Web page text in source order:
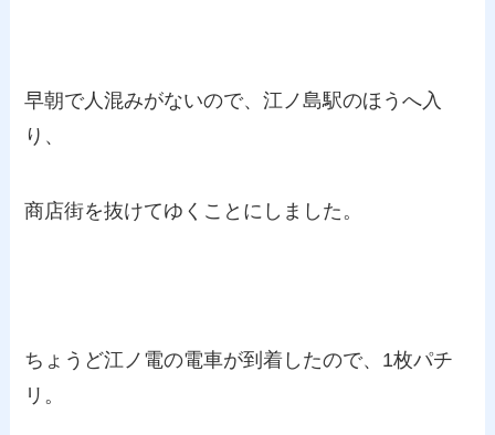
早朝で人混みがないので、江ノ島駅のほうへ入
り、
商店街を抜けてゆくことにしました。
ちょうど江ノ電の電車が到着したので、1枚パチ
リ。